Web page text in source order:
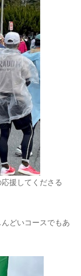
援してくださる
どいコースでもあ